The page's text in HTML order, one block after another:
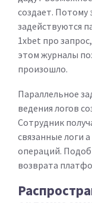
создает. Потому
задействуются
1xbet про
этом журналы
произошло.
Параллельное
ведения логов
Сотрудник
связанные логи
операций.
возврата